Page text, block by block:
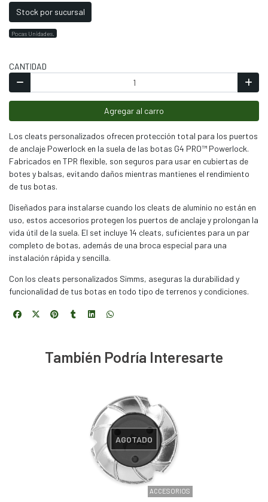
Stock por sucursal
Pocas Unidades.
CANTIDAD
Agregar al carro
Los cleats personalizados ofrecen protección total para los puertos
de anclaje Powerlock en la suela de las botas G4 PRO™ Powerlock.
Fabricados en TPR flexible, son seguros para usar en cubiertas de
botes y balsas, evitando daños mientras mantienes el rendimiento
de tus botas.
Diseñados para instalarse cuando los cleats de aluminio no están en
uso, estos accesorios protegen los puertos de anclaje y prolongan la
vida útil de la suela. El set incluye 14 cleats, suficientes para un par
completo de botas, además de una broca especial para una
instalación rápida y sencilla.
Con los cleats personalizados Simms, aseguras la durabilidad y
funcionalidad de tus botas en todo tipo de terrenos y condiciones.
También Podría Interesarte
ACCESORIOS
AGOTADO